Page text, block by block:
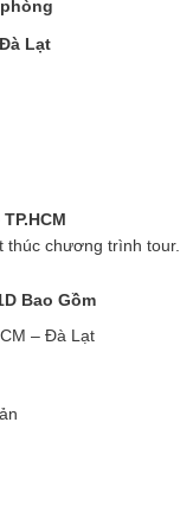
Lạt
thúc chương trình tour.
Bao Gồm
– Đà Lạt